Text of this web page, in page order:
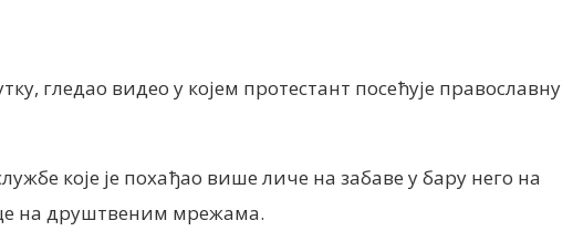
гледао видео у којем протестант посећује православну
које је похађао више личе на забаве у бару него на
на друштвеним мрежама.